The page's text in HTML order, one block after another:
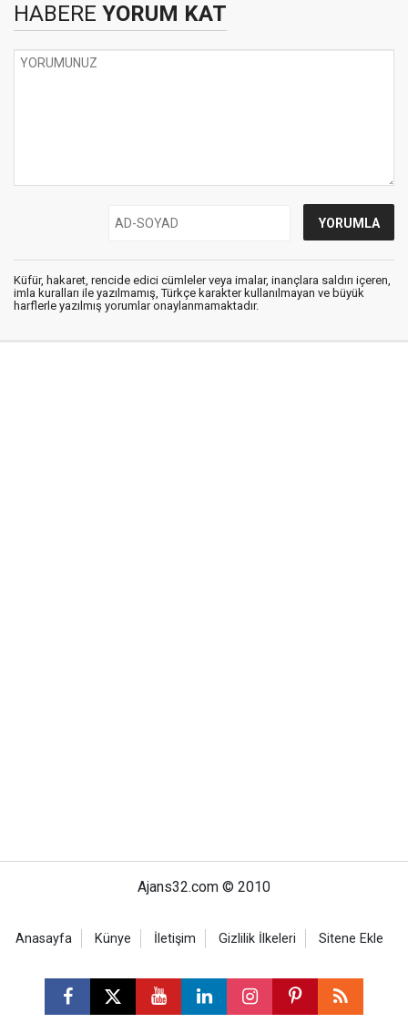
HABERE YORUM KAT
Küfür, hakaret, rencide edici cümleler veya imalar, inançlara saldırı içeren,
imla kuralları ile yazılmamış, Türkçe karakter kullanılmayan ve büyük
harflerle yazılmış yorumlar onaylanmamaktadır.
Ajans32.com © 2010
Anasayfa Künye İletişim Gizlilik İlkeleri Sitene Ekle